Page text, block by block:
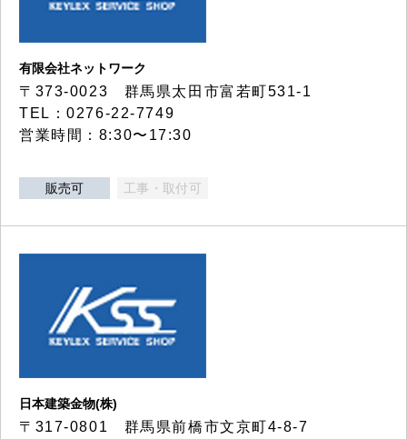
有限会社ネットワーク
〒373-0023 群馬県太田市富若町531-1
TEL：0276-22-7749
営業時間：8:30〜17:30
販売可 工事・取付可
日本建築金物(株)
〒317‐0801 群馬県前橋市文京町4-8-7